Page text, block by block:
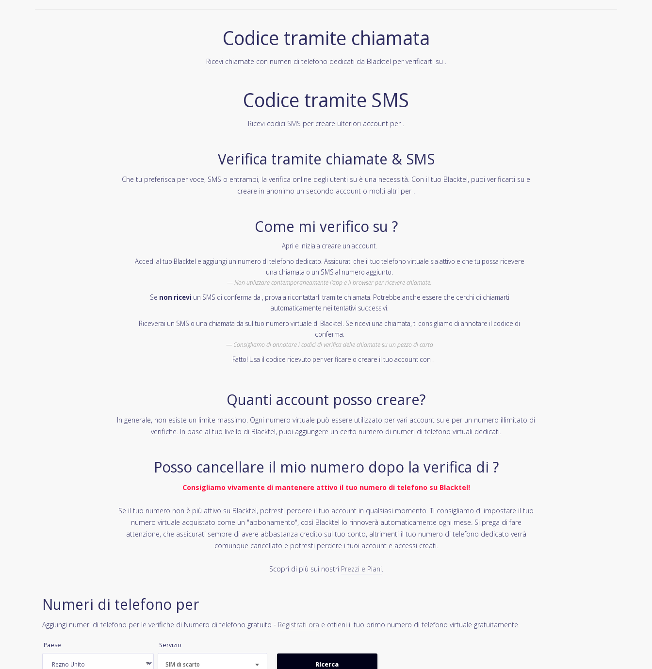
Codice tramite chiamata
Ricevi chiamate con numeri di telefono dedicati da Blacktel per verificarti su .
Codice tramite SMS
Ricevi codici SMS per creare ulteriori account per .
Verifica tramite chiamate & SMS
Che tu preferisca per voce, SMS o entrambi, la verifica online degli utenti su è una necessità. Con il tuo Blacktel, puoi verificarti su e
creare in anonimo un secondo account o molti altri per .
Come mi verifico su ?
Apri e inizia a creare un account.
Accedi al tuo Blacktel e aggiungi un numero di telefono dedicato. Assicurati che il tuo telefono virtuale sia attivo e che tu possa ricevere
una chiamata o un SMS al numero aggiunto.
Non utilizzare contemporaneamente l'app e il browser per ricevere chiamate.
Se non ricevi un SMS di conferma da , prova a ricontattarli tramite chiamata. Potrebbe anche essere che cerchi di chiamarti
automaticamente nei tentativi successivi.
Riceverai un SMS o una chiamata da sul tuo numero virtuale di Blacktel. Se ricevi una chiamata, ti consigliamo di annotare il codice di
conferma.
Consigliamo di annotare i codici di verifica delle chiamate su un pezzo di carta
Fatto! Usa il codice ricevuto per verificare o creare il tuo account con .
Quanti account posso creare?
In generale, non esiste un limite massimo. Ogni numero virtuale può essere utilizzato per vari account su e per un numero illimitato di
verifiche. In base al tuo livello di Blacktel, puoi aggiungere un certo numero di numeri di telefono virtuali dedicati.
Posso cancellare il mio numero dopo la verifica di ?
Consigliamo vivamente di mantenere attivo il tuo numero di telefono su Blacktel!
Se il tuo numero non è più attivo su Blacktel, potresti perdere il tuo account in qualsiasi momento. Ti consigliamo di impostare il tuo
numero virtuale acquistato come un "abbonamento", così Blacktel lo rinnoverà automaticamente ogni mese. Si prega di fare
attenzione, che assicurati sempre di avere abbastanza credito sul tuo conto, altrimenti il tuo numero di telefono dedicato verrà
comunque cancellato e potresti perdere i tuoi account e accessi creati.
Scopri di più sui nostri Prezzi e Piani.
Numeri di telefono per
Aggiungi numeri di telefono per le verifiche di Numero di telefono gratuito - Registrati ora e ottieni il tuo primo numero di telefono virtuale gratuitamente.
Paese Servizio
SIM di scarto